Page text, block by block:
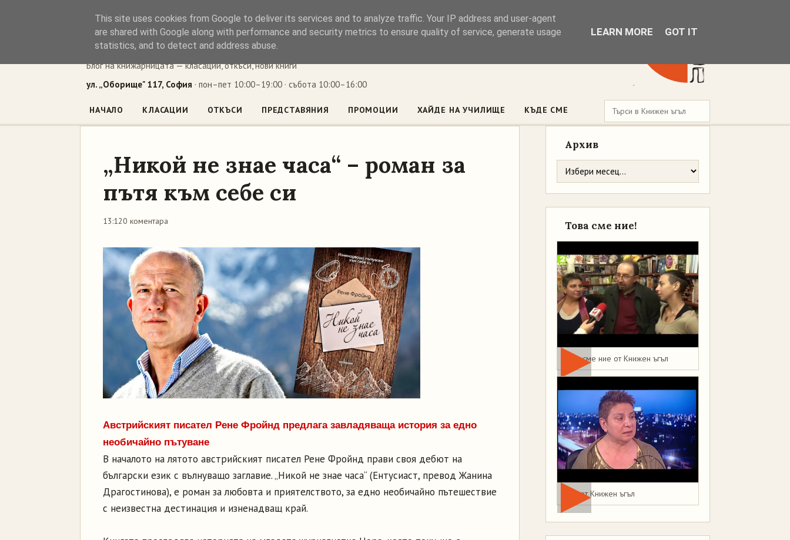
Книжен ъгъл
Блог на книжарницата — класации, откъси, нови книги
ул. „Оборище" 117, София · пон–пет 10:00–19:00 · събота 10:00–16:00
НАЧАЛО КЛАСАЦИИ ОТКЪСИ ПРЕДСТАВЯНИЯ ПРОМОЦИИ ХАЙДЕ НА УЧИЛИЩЕ КЪДЕ СМЕ
„Никой не знае часа“ – роман за
пътя към себе си
13:120 коментара
Австрийският писател Рене Фройнд предлага завладяваща история за едно
необичайно пътуване
В началото на лятото австрийският писател Рене Фройнд прави своя дебют на
български език с вълнуващо заглавие. „Никой не знае часа“ (Ентусиаст, превод Жанина
Драгостинова), е роман за любовта и приятелството, за едно необичайно пътешествие
с неизвестна дестинация и изненадващ край.
Архив
Това сме ние!
Това сме ние от Книжен ъгъл
Мая от Книжен ъгъл
This site uses cookies from Google to deliver its services and to analyze traffic. Your IP address and user-agent
are shared with Google along with performance and security metrics to ensure quality of service, generate usage
statistics, and to detect and address abuse.
LEARN MORE GOT IT